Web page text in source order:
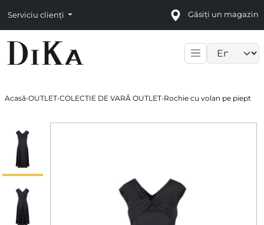
Serviciu clienți Găsiți un magazin
Acasă›OUTLET›COLECTIE DE VARĂ OUTLET›Rochie cu volan pe piept